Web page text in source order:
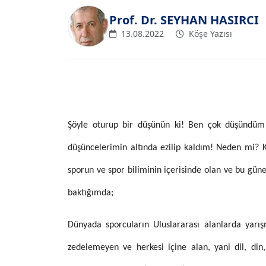
Prof. Dr. SEYHAN HASIRCI
13.08.2022 Köşe Yazısı
Şöyle oturup bir düşünün ki! Ben çok
düşüncelerimin altında ezilip kaldım! Neden mi?
sporun ve spor biliminin içerisinde olan ve bu güne
baktığımda;
Dünyada sporcuların Uluslararası alanlarda
zedelemeyen ve herkesi içine alan, yani dil,